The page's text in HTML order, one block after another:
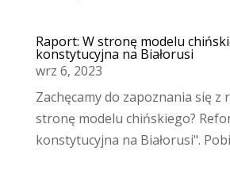
Raport: W stronę modelu
konstytucyjna na Białorusi
wrz 6, 2023
Zachęcamy do zapoznania się z
stronę modelu chińskiego?
konstytucyjna na Białorusi".